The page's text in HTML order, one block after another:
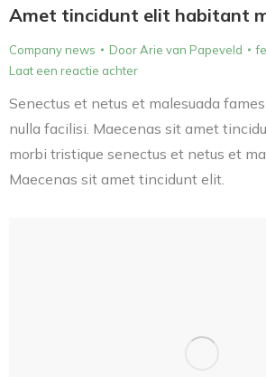
Amet tincidunt elit habitant
Company news DoorArie van Papeveld
Laat een reactie achter
Senectus et netus et malesuada
nulla facilisi. Maecenas sit amet
morbi tristique senectus et netus et
Maecenas sit amet tincidunt elit.